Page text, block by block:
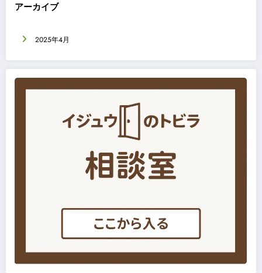
アーカイブ
2025年4月